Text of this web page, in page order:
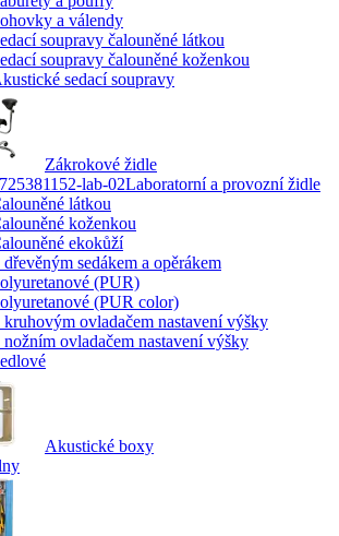
a válendy
soupravy čalouněné látkou
soupravy čalouněné koženkou
sedací soupravy
Zákrokové židle
Laboratorní a provozní židle
látkou
koženkou
ekokůží
dřevěným sedákem a opěrákem
(PUR)
(PUR color)
kruhovým ovladačem nastavení výšky
nožním ovladačem nastavení výšky
Akustické boxy